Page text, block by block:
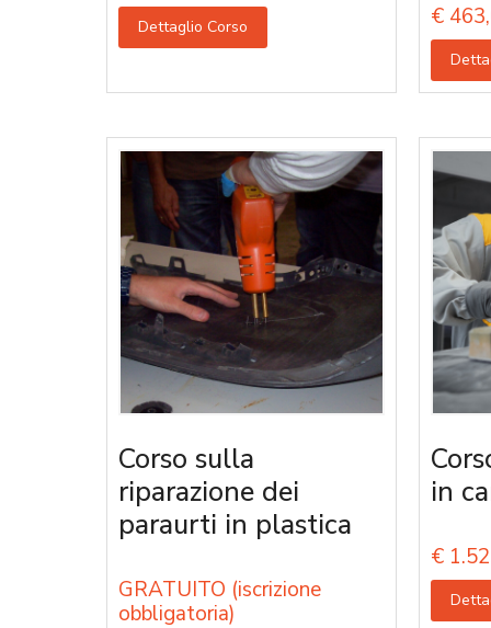
Dettaglio Corso €
Corso sulla
riparazione dei
paraurti in plastica
GRATUITO (iscrizione
obbligatoria)
in
€